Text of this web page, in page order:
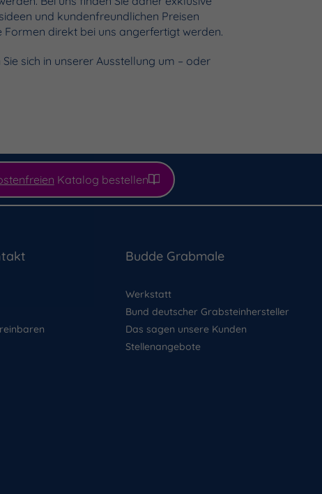
und kundenfreundlichen Preisen
direkt bei uns angerfertigt werden.
sich in unserer Ausstellung um – oder
Katalog bestellen
Budde Grabmale
Werkstatt
Bund deutscher Grabsteinhersteller
Das sagen unsere Kunden
Stellenangebote